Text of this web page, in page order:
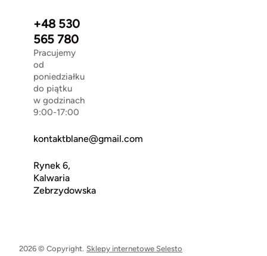
+48 530
565 780
Pracujemy
od
poniedziałku
do piątku
w godzinach
9:00-17:00
kontaktblane@gmail.com
Rynek 6,
Kalwaria
Zebrzydowska
2026 © Copyright. Sklepy internetowe Selesto